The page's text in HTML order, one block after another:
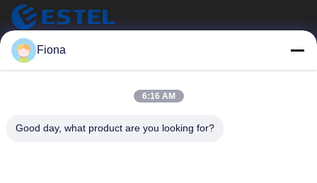
ESTEL (GUANGDONG) TECHNOLOGY CO., LTD.
Thuis
Nieuw
Fiona
6:16 AM
Good day, what product are you looking for?